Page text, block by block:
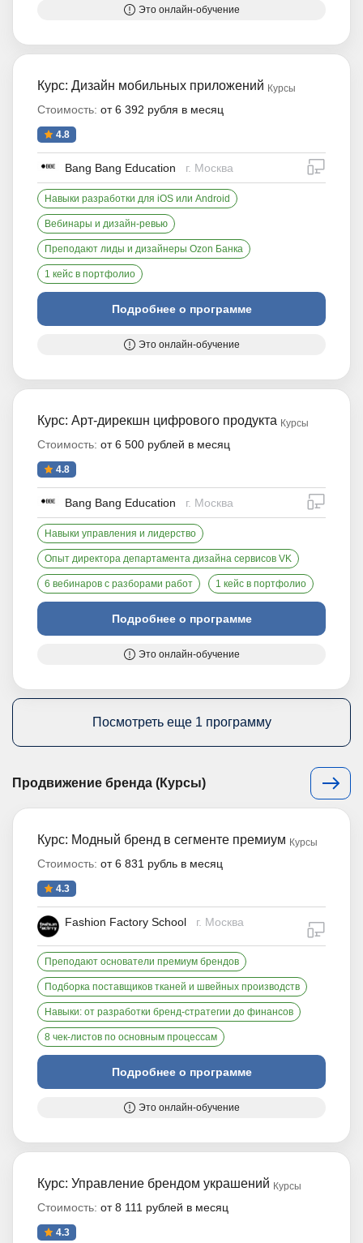
Это онлайн-обучение
Курс: Дизайн мобильных приложений Курсы
Стоимость: от 6 392 рубля в месяц
4.8
Bang Bang Education г. Москва
Навыки разработки для iOS или Android
Вебинары и дизайн-ревью
Преподают лиды и дизайнеры Ozon Банка
1 кейс в портфолио
Подробнее о программе
Это онлайн-обучение
Курс: Арт-дирекшн цифрового продукта Курсы
Стоимость: от 6 500 рублей в месяц
4.8
Bang Bang Education г. Москва
Навыки управления и лидерство
Опыт директора департамента дизайна сервисов VK
6 вебинаров с разборами работ 1 кейс в портфолио
Подробнее о программе
Это онлайн-обучение
Посмотреть еще 1 программу
Продвижение бренда (Курсы)
Курс: Модный бренд в сегменте премиум Курсы
Стоимость: от 6 831 рубль в месяц
4.3
Fashion Factory School г. Москва
Преподают основатели премиум брендов
Подборка поставщиков тканей и швейных производств
Навыки: от разработки бренд-стратегии до финансов
8 чек-листов по основным процессам
Подробнее о программе
Это онлайн-обучение
Курс: Управление брендом украшений Курсы
Стоимость: от 8 111 рублей в месяц
4.3